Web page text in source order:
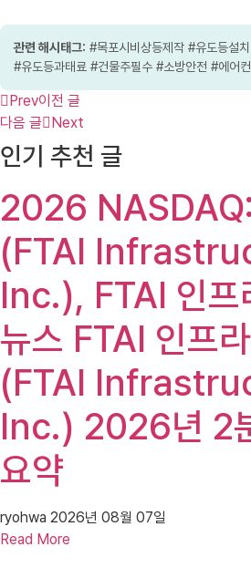
관련 해시태그: #목포시비상등제작 #유도등설
#유도등과태료 #건물주필수 #소방안전 #에어
Prev이전 글
다음 글
Next
인기 추천 글
2026
(FTAI
Inc.), FTAI 인프
뉴스 FTAI 인프
(FTAI
Inc.) 2026년 2
요약
ryohwa 2026년 08월 07일
Read More